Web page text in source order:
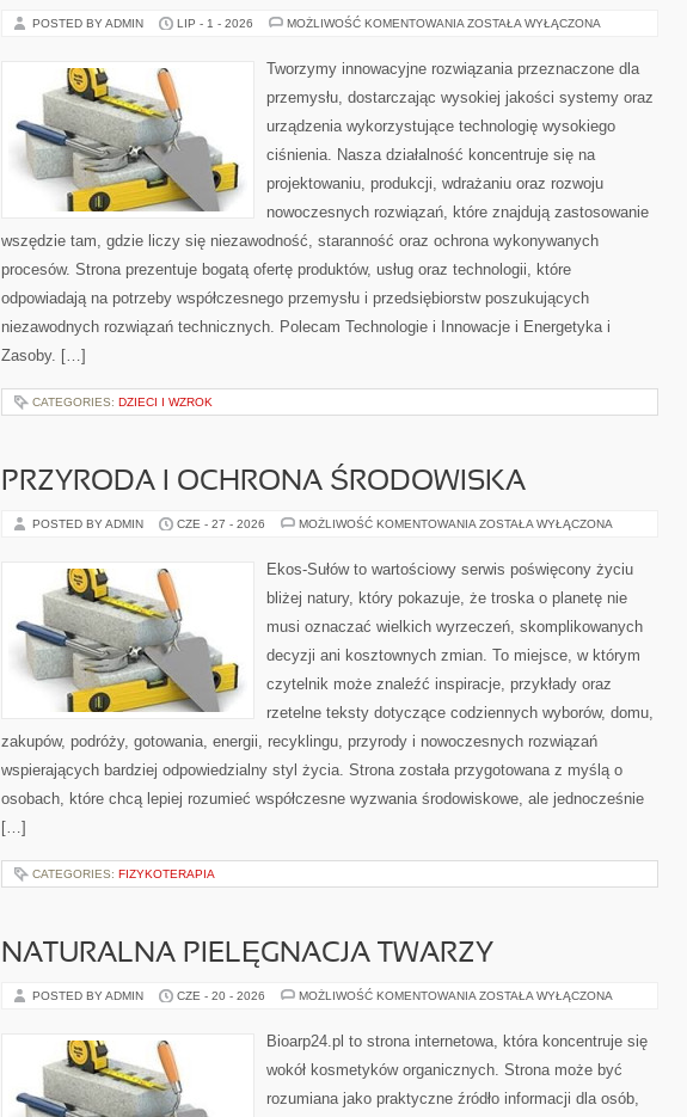
POSTED BY ADMIN LIP - 1 - 2026 MOŻLIWOŚĆ KOMENTOWANIA OD
ZOSTAŁA WYŁĄCZONA
Tworzymy innowacyjne rozwiązania przeznaczone dla
przemysłu, dostarczając wysokiej jakości systemy oraz
urządzenia wykorzystujące technologię wysokiego
ciśnienia. Nasza działalność koncentruje się na
projektowaniu, produkcji, wdrażaniu oraz rozwoju
nowoczesnych rozwiązań, które znajdują zastosowanie
wszędzie tam, gdzie liczy się niezawodność, staranność oraz ochrona wykonywanych
procesów. Strona prezentuje bogatą ofertę produktów, usług oraz technologii, które
odpowiadają na potrzeby współczesnego przemysłu i przedsiębiorstw poszukujących
niezawodnych rozwiązań technicznych. Polecam Technologie i Innowacje i Energetyka i
Zasoby. […]
CATEGORIES: DZIECI I WZROK
PRZYRODA I OCHRONA ŚRODOWISKA
POSTED BY ADMIN CZE - 27 - 2026 MOŻLIWOŚĆ KOMENTOWANIA PRZYRODA
ŚRODOWISKA
ZOSTAŁA WYŁĄCZONA
Ekos-Sułów to wartościowy serwis poświęcony życiu
bliżej natury, który pokazuje, że troska o planetę nie
musi oznaczać wielkich wyrzeczeń, skomplikowanych
decyzji ani kosztownych zmian. To miejsce, w którym
czytelnik może znaleźć inspiracje, przykłady oraz
rzetelne teksty dotyczące codziennych wyborów, domu,
zakupów, podróży, gotowania, energii, recyklingu, przyrody i nowoczesnych rozwiązań
wspierających bardziej odpowiedzialny styl życia. Strona została przygotowana z myślą o
osobach, które chcą lepiej rozumieć współczesne wyzwania środowiskowe, ale jednocześnie
[…]
CATEGORIES: FIZYKOTERAPIA
NATURALNA PIELĘGNACJA TWARZY
POSTED BY ADMIN CZE - 20 - 2026 MOŻLIWOŚĆ KOMENTOWANIA NATURALNA
ZOSTAŁA WYŁĄCZONA
Bioarp24.pl to strona internetowa, która koncentruje się
wokół kosmetyków organicznych. Strona może być
rozumiana jako praktyczne źródło informacji dla osób,